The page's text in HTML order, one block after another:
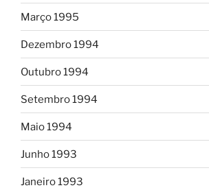
Março 1995
Dezembro 1994
Outubro 1994
Setembro 1994
Maio 1994
Junho 1993
Janeiro 1993